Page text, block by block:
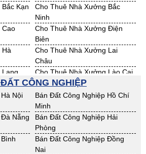
Kạn
Cho Thuê Nhà Xưởng Bắc
Ninh
Cao
Cho Thuê Nhà Xưởng Điện
Biên
Hà
Cho Thuê Nhà Xưởng Lai
Châu
Lạng
Cho Thuê Nhà Xưởng Lào Cai
Cho Thuê Nhà Xưởng Phú Thọ
Sơn La
Cho Thuê Nhà Xưởng Thái
Bình
Cho Thuê Nhà Xưởng Tuyên
Quang
CÔNG NGHIỆP
Nội
Bán Đất Công Nghiệp Hồ Chí
Minh
Nẵng
Bán Đất Công Nghiệp Hải
Phòng
Bán Đất Công Nghiệp Đồng
Nai